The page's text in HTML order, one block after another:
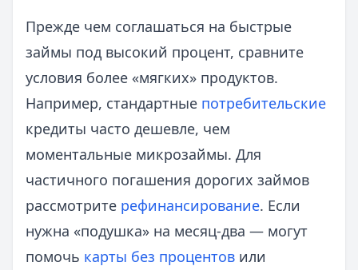
Прежде чем соглашаться на быстрые
займы под высокий процент, сравните
условия более «мягких» продуктов.
Например, стандартные потребительские
кредиты часто дешевле, чем
моментальные микрозаймы. Для
частичного погашения дорогих займов
рассмотрите рефинансирование. Если
нужна «подушка» на месяц-два — могут
помочь карты без процентов или